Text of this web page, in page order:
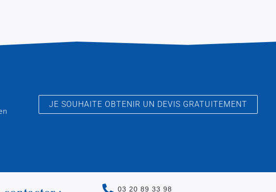
JE SOUHAITE OBTENIR UN DEVIS GRATUITEMENT
03 20 89 33 98